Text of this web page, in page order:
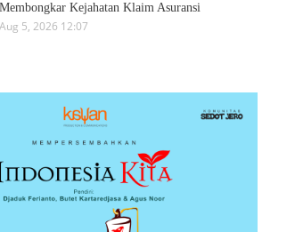
Membongkar Kejahatan Klaim Asuransi
Aug 5, 2026 12:07